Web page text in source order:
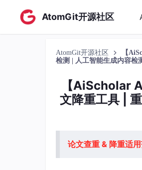
AtomGit开源社区
AtomGit开源社区
【
检测 | 人工智能生成内容检
【AiScholar
文降重工具 |
论文查重 & 降重适